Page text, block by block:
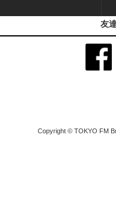
友
Copyright © TOKYO FM